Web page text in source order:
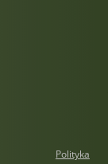
Polityka